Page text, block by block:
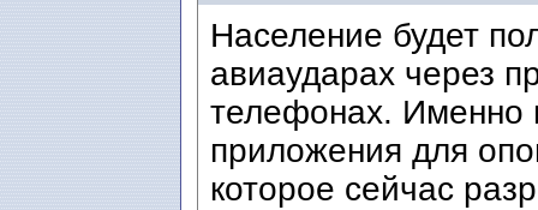
Население будет
авиаударах через
телефонах. Именно
приложения для
которое сейчас